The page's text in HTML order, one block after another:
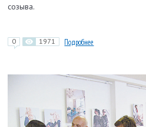
созыва.
0 1971 Подробнее